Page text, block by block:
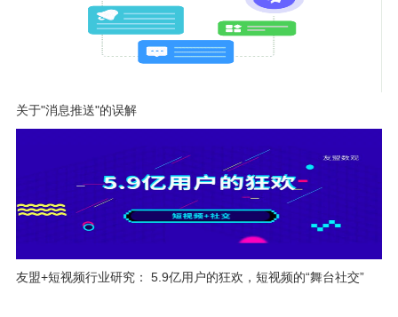
关于"消息推送"的误解
友盟+短视频行业研究： 5.9亿用户的狂欢，短视频的“舞台社交”